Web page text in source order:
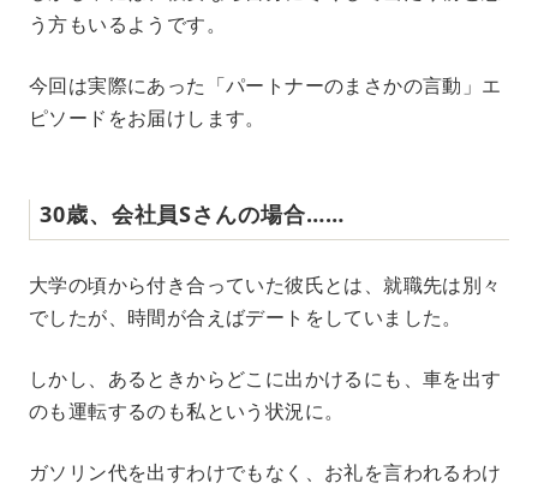
う方もいるようです。
今回は実際にあった「パートナーのまさかの言動」エ
ピソードをお届けします。
30歳、会社員Sさんの場合……
大学の頃から付き合っていた彼氏とは、就職先は別々
でしたが、時間が合えばデートをしていました。
しかし、あるときからどこに出かけるにも、車を出す
のも運転するのも私という状況に。
ガソリン代を出すわけでもなく、お礼を言われるわけ